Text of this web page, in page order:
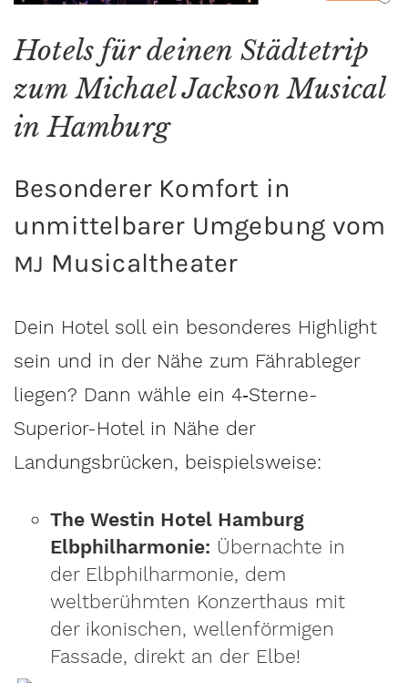
Hotels für deinen Städtetrip
zum Michael Jackson Musical
in Hamburg
Besonderer Komfort in
unmittelbarer Umgebung vom
MJ Musicaltheater
Dein Hotel soll ein besonderes Highlight
sein und in der Nähe zum Fährableger
liegen? Dann wähle ein 4‑Sterne-
Superior-Hotel in Nähe der
Landungsbrücken, beispielsweise:
The Westin Hotel Hamburg
Elbphilharmonie: Übernachte in
der Elbphilharmonie, dem
weltberühmten Konzerthaus mit
der ikonischen, wellenförmigen
Fassade, direkt an der Elbe!